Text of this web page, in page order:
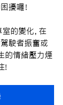
擾囉！
的變化，在
駛者振奮或
的情緒壓力煙
!